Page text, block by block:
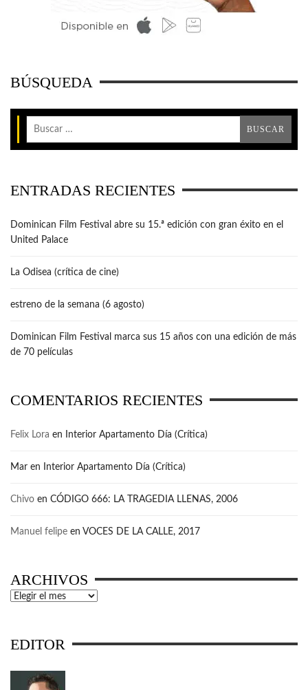
BÚSQUEDA
ENTRADAS RECIENTES
Dominican Film Festival abre su 15.ª edición con gran éxito en el
United Palace
La Odisea (crítica de cine)
estreno de la semana (6 agosto)
Dominican Film Festival marca sus 15 años con una edición de más
de 70 películas
COMENTARIOS RECIENTES
Felix Lora en Interior Apartamento Día (Crítica)
Mar en Interior Apartamento Día (Crítica)
Chivo en CÓDIGO 666: LA TRAGEDIA LLENAS, 2006
Manuel felipe en VOCES DE LA CALLE, 2017
ARCHIVOS
Archivos
EDITOR